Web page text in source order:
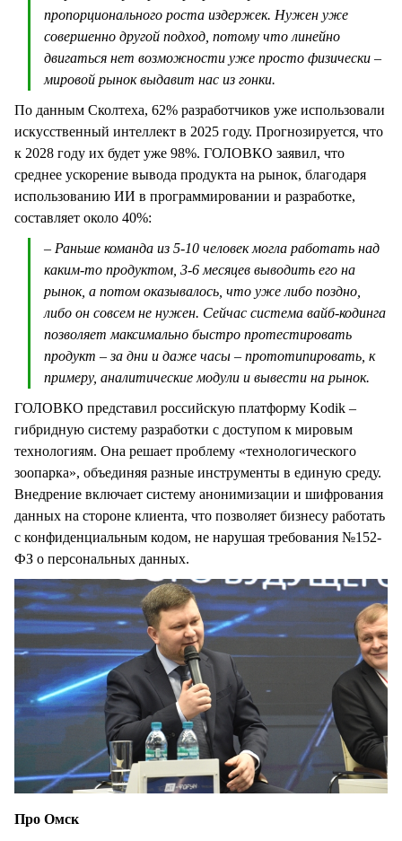
пропорционального роста издержек. Нужен уже
совершенно другой подход, потому что линейно
двигаться нет возможности уже просто физически –
мировой рынок выдавит нас из гонки.
По данным Сколтеха, 62% разработчиков уже использовали
искусственный интеллект в 2025 году. Прогнозируется, что
к 2028 году их будет уже 98%. ГОЛОВКО заявил, что
среднее ускорение вывода продукта на рынок, благодаря
использованию ИИ в программировании и разработке,
составляет около 40%:
– Раньше команда из 5-10 человек могла работать над
каким-то продуктом, 3-6 месяцев выводить его на
рынок, а потом оказывалось, что уже либо поздно,
либо он совсем не нужен. Сейчас система вайб-кодинга
позволяет максимально быстро протестировать
продукт – за дни и даже часы – прототипировать, к
примеру, аналитические модули и вывести на рынок.
ГОЛОВКО представил российскую платформу Kodik –
гибридную систему разработки с доступом к мировым
технологиям. Она решает проблему «технологического
зоопарка», объединяя разные инструменты в единую среду.
Внедрение включает систему анонимизации и шифрования
данных на стороне клиента, что позволяет бизнесу работать
с конфиденциальным кодом, не нарушая требования №152-
ФЗ о персональных данных.
Про Омск